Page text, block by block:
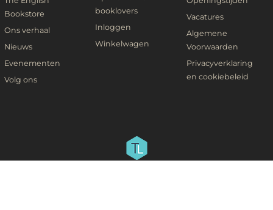
Bookstore
Ons verhaal
Nieuws
Evenementen
Volg ons
booklovers
Inloggen
Winkelwagen
Vacatures
Algemene
Voorwaarden
Privacyverklaring
en cookiebeleid